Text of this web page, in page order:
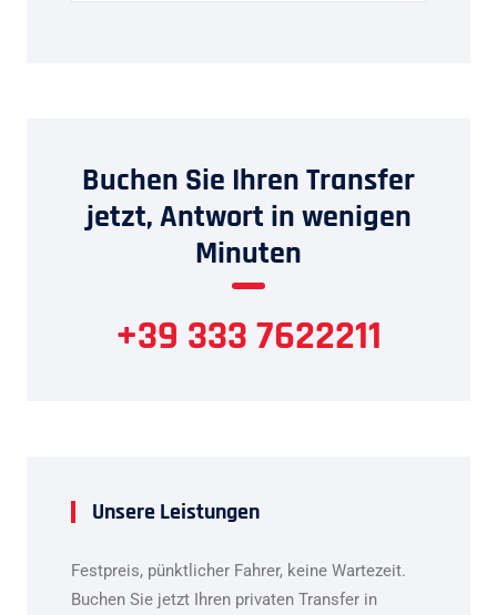
Buchen Sie Ihren Transfer
jetzt, Antwort in wenigen
Minuten
+39 333 7622211
Unsere Leistungen
Festpreis, pünktlicher Fahrer, keine Wartezeit.
Buchen Sie jetzt Ihren privaten Transfer in